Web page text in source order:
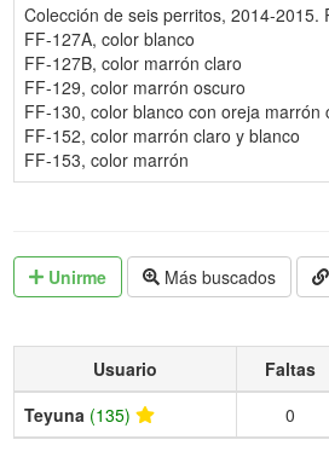
Colección de seis perritos, 2014-2015.
FF-127A, color blanco
FF-127B, color marrón claro
FF-129, color marrón oscuro
FF-130, color blanco con oreja marrón
FF-152, color marrón claro y blanco
FF-153, color marrón
Unirme Más buscados
Usuario Faltas
Teyuna (135) 0